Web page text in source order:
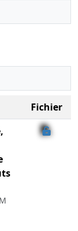
Fichier